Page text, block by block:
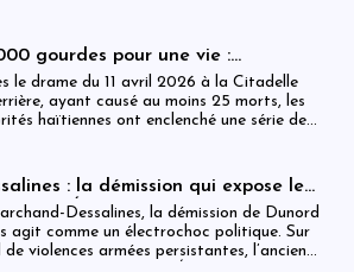
une réalité institutionnelle fragilisée par
prolongée de gouvernance effective.
gourdes pour une vie :
révocations et démission
le drame de la Citadelle
le drame du 11 avril 2026 à la Citadelle
ayant causé au moins 25 morts, les
haïtiennes ont enclenché une série de
par victime est maintenue, ravivant les
sur la gestion des catastrophes publiques.
: la démission qui expose le
de l’État
Dessalines, la démission de Dunord
agit comme un électrochoc politique. Sur
violences armées persistantes, l’ancien